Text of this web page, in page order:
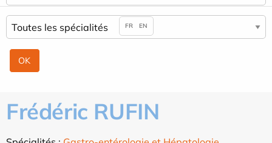
Frédéric RUFIN
FR EN